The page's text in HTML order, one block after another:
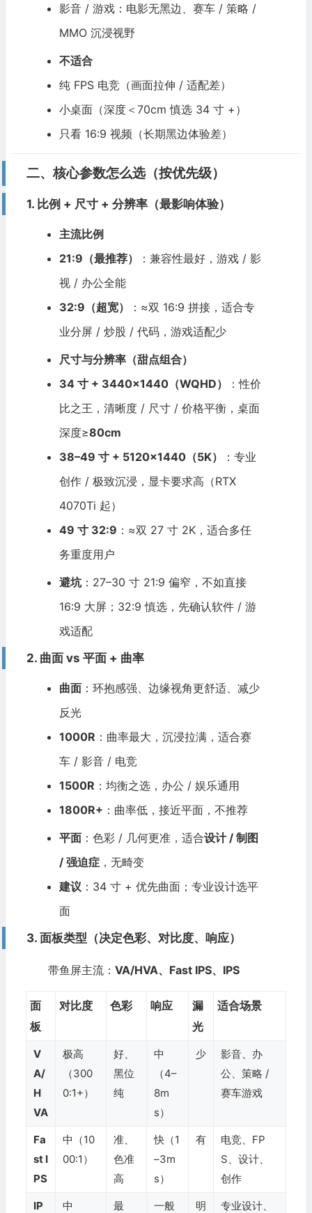
影音 / 游戏：电影无黑边、赛车 / 策略 /
MMO 沉浸视野
不适合
纯 FPS 电竞（画面拉伸 / 适配差）
小桌面（深度＜70cm 慎选 34 寸 +）
只看 16:9 视频（长期黑边体验差）
二、核心参数怎么选（按优先级）
1. 比例 + 尺寸 + 分辨率（最影响体验）
主流比例
21:9（最推荐）
：兼容性最好，游戏 / 影
视 / 办公全能
32:9（超宽）
：≈双 16:9 拼接，适合专
业分屏 / 炒股 / 代码，游戏适配少
尺寸与分辨率（甜点组合）
34 寸 + 3440×1440（WQHD）
：性价
比之王，清晰度 / 尺寸 / 价格平衡，桌面
深度≥80cm
38–49 寸 + 5120×1440（5K）
：专业
创作 / 极致沉浸，显卡要求高（RTX
4070Ti 起）
49 寸 32:9 ：≈双 27 寸 2K，适合多任
务重度用户
避坑：27–30 寸 21:9 偏窄，不如直接
16:9 大屏；32:9 慎选，先确认软件 / 游
戏适配
2. 曲面 vs 平面 + 曲率
曲面：环抱感强、边缘视角更舒适、减少
反光
1000R ：曲率最大，沉浸拉满，适合赛
车 / 影音 / 电竞
1500R ：均衡之选，办公 / 娱乐通用
1800R+ ：曲率低，接近平面，不推荐
平面：色彩 / 几何更准，适合设计 / 制图
/ 强迫症，无畸变
建议 ：34 寸 + 优先曲面；专业设计选平
面
3. 面板类型（决定色彩、对比度、响应）
带鱼屏主流： VA/HVA、Fast IPS、IPS
面
板
对比度 色彩 响应
漏
光
适合场景
V
A/
H
VA
极高
（300
0:1+）
好、
黑位
纯
中
（4–
8m
s）
少
影音、办
公、策略 /
赛车游戏
Fa
st I
PS
中（10
00:1）
准、
色准
高
快（1
–3m
s）
有
电竞、FP
S、设计、
创作
IP 中 最 一般 明 专业设计、